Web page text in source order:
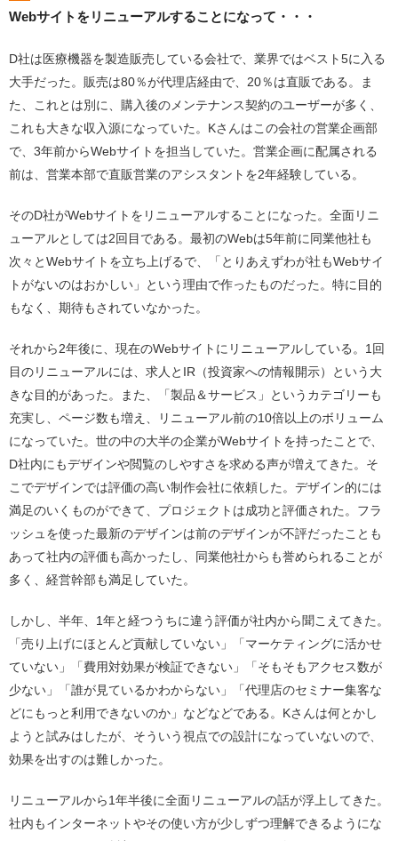
Webサイトをリニューアルすることになって・・・
D社は医療機器を製造販売している会社で、業界ではベスト5に入る
大手だった。販売は80％が代理店経由で、20％は直販である。ま
た、これとは別に、購入後のメンテナンス契約のユーザーが多く、
これも大きな収入源になっていた。Kさんはこの会社の営業企画部
で、3年前からWebサイトを担当していた。営業企画に配属される
前は、営業本部で直販営業のアシスタントを2年経験している。
そのD社がWebサイトをリニューアルすることになった。全面リニ
ューアルとしては2回目である。最初のWebは5年前に同業他社も
次々とWebサイトを立ち上げるで、「とりあえずわが社もWebサイ
トがないのはおかしい」という理由で作ったものだった。特に目的
もなく、期待もされていなかった。
それから2年後に、現在のWebサイトにリニューアルしている。1回
目のリニューアルには、求人とIR（投資家への情報開示）という大
きな目的があった。また、「製品＆サービス」というカテゴリーも
充実し、ページ数も増え、リニューアル前の10倍以上のボリューム
になっていた。世の中の大半の企業がWebサイトを持ったことで、
D社内にもデザインや閲覧のしやすさを求める声が増えてきた。そ
こでデザインでは評価の高い制作会社に依頼した。デザイン的には
満足のいくものができて、プロジェクトは成功と評価された。フラ
ッシュを使った最新のデザインは前のデザインが不評だったことも
あって社内の評価も高かったし、同業他社からも誉められることが
多く、経営幹部も満足していた。
しかし、半年、1年と経つうちに違う評価が社内から聞こえてきた。
「売り上げにほとんど貢献していない」「マーケティングに活かせ
ていない」「費用対効果が検証できない」「そもそもアクセス数が
少ない」「誰が見ているかわからない」「代理店のセミナー集客な
どにもっと利用できないのか」などなどである。Kさんは何とかし
ようと試みはしたが、そういう視点での設計になっていないので、
効果を出すのは難しかった。
リニューアルから1年半後に全面リニューアルの話が浮上してきた。
社内もインターネットやその使い方が少しずつ理解できるようにな